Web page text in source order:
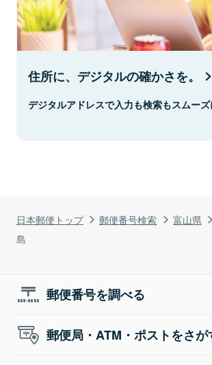
日本郵便トップ 郵便番号検索 富山県
島
住所に、デジタルの確かさを。
デジタルアドレスで入力も検索もスムーズ
郵便番号を調べる
郵便局・ATM・ポストをさが